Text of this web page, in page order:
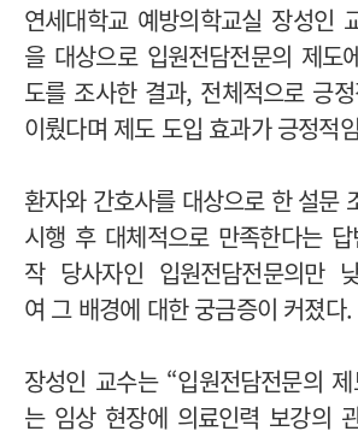
연세대학교 예방의학교실 장성인
을 대상으로 입원전담전문의 제도
도를 조사한 결과, 전체적으로 긍
이뤘다며 제도 도입 효과가 긍정적
환자와 간호사를 대상으로 한 설문
시행 후 대체적으로 만족한다는
작 당사자인 입원전담전문의만
여 그 배경에 대한 궁금증이 커졌다.
장성인 교수는 “입원전담전문의
는 임상 현장에 의료인력 보강의